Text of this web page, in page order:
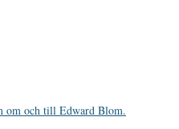
om och till Edward Blom.